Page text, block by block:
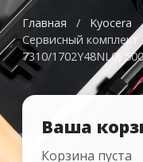
Главная / Kyocera
Сервисный комплект
7310/1702Y48NL0)
Ваша
Корзина пуста